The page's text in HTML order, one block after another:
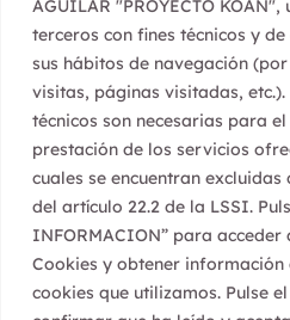
AGUILAR "PROYECTO
terceros con fines técnicos y
sus hábitos de navegación
visitas, páginas visitadas, etc.).
técnicos son necesarias para
prestación de los servicios
cuales se encuentran
del artículo 22.2 de la LSSI.
INFORMACION” para
Cookies y obtener
cookies que utilizamos. Pulse el
¿Vives o te preocupas?